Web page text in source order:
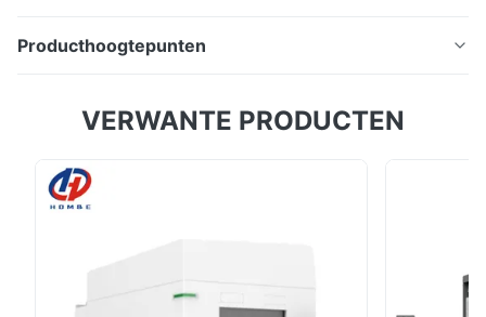
Producthoogtepunten
bewerkingscentrum Aluminiumbewerking VMC850Q
Shenyang Machine Tool VMC850Q heeft veel
uitstekende verkoopargumenten. De structuur is
VERWANTE PRODUCTEN